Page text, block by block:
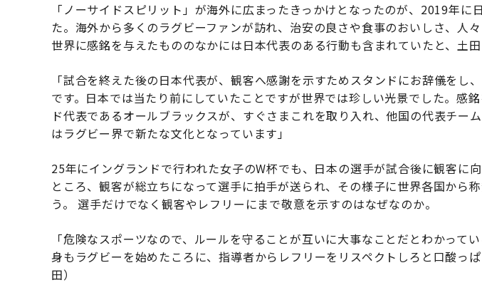
「ノーサイドスピリット」が海外に広まったきっかけとなったのが、2019年に
た。海外から多くのラグビーファンが訪れ、治安の良さや食事のおいしさ、人々
世界に感銘を与えたもののなかには日本代表のある行動も含まれていたと、土田
「試合を終えた後の日本代表が、観客へ感謝を示すためスタンドにお辞儀をし
です。日本では当たり前にしていたことですが世界では珍しい光景でした。感
ド代表であるオールブラックスが、すぐさまこれを取り入れ、他国の代表チー
はラグビー界で新たな文化となっています」
25年にイングランドで行われた女子のW杯でも、日本の選手が試合後に観客に
ところ、観客が総立ちになって選手に拍手が送られ、その様子に世界各国から
う。 選手だけでなく観客やレフリーにまで敬意を示すのはなぜなのか。
「危険なスポーツなので、ルールを守ることが互いに大事なことだとわかって
身もラグビーを始めたころに、指導者からレフリーをリスペクトしろと口酸っ
田）